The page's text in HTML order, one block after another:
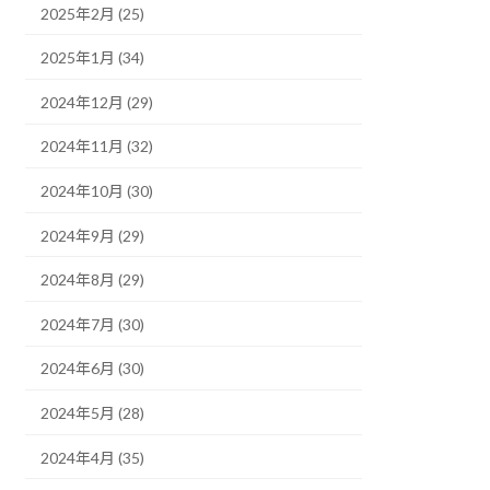
2025年2月 (25)
2025年1月 (34)
2024年12月 (29)
2024年11月 (32)
2024年10月 (30)
2024年9月 (29)
2024年8月 (29)
2024年7月 (30)
2024年6月 (30)
2024年5月 (28)
2024年4月 (35)